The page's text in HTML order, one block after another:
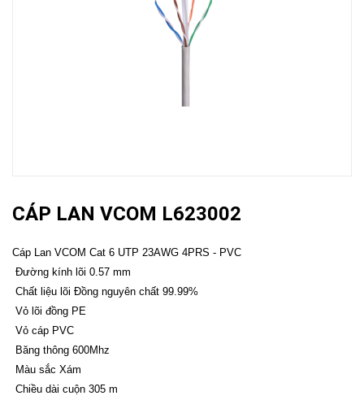
CÁP LAN VCOM L623002
Cáp Lan VCOM Cat 6 UTP 23AWG 4PRS - PVC
Đường kính lõi 0.57 mm
Chất liệu lõi Đồng nguyên chất 99.99%
Vỏ lõi đồng PE
Vỏ cáp PVC
Băng thông 600Mhz
Màu sắc Xám
Chiều dài cuộn 305 m